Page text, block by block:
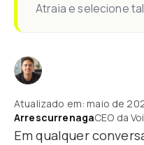
Atraia e selecione
Atualizado em: maio de
ArrescurrenagaCEO da
Em qualquer